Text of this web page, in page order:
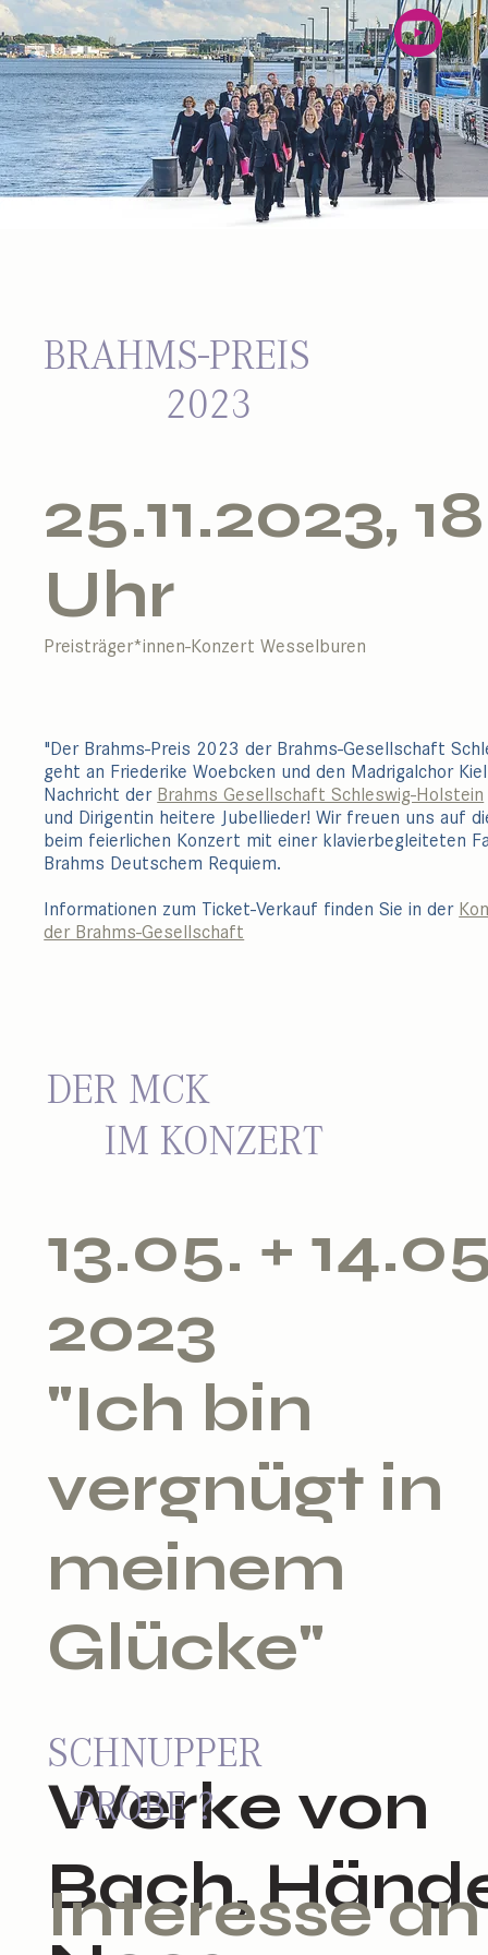
DER MCK
IM KONZERT
13.05. +
2023
"Ich bin
vergnügt in
meinem
Glücke"
Werke von
Bach,
BRAHMS-PREIS
2023
25.11.2023, 18
Uhr
Preisträger*innen-Konzert Wesselburen
"Der Brahms-Preis 2023 der Brahms-Gesellschaft
geht an Friederike Woebcken und den Madrigalchor
Nachricht der Brahms Gesellschaft Schleswig-Holstein
und Dirigentin heitere Jubellieder! Wir freuen uns auf
beim feierlichen Konzert mit einer klavierbegleiteten
Brahms Deutschem Requiem.
Informationen zum Ticket-Verkauf finden Sie in der
der Brahms-Gesellschaft
SCHNUPPER
PROBE ?
Interesse an